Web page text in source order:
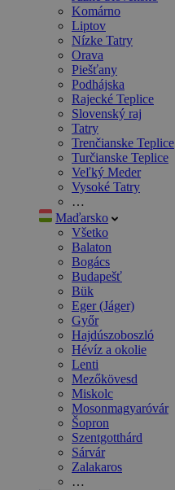
Komárno
Liptov
Nízke Tatry
Orava
Piešťany
Podhájska
Rajecké Teplice
Slovenský raj
Tatry
Trenčianske Teplice
Turčianske Teplice
Veľký Meder
Vysoké Tatry
…
Maďarsko
Všetko
Balaton
Bogács
Budapešť
Bük
Eger (Jáger)
Győr
Hajdúszoboszló
Hévíz a okolie
Lenti
Mezőkövesd
Miskolc
Mosonmagyaróvár
Šopron
Szentgotthárd
Sárvár
Zalakaros
…